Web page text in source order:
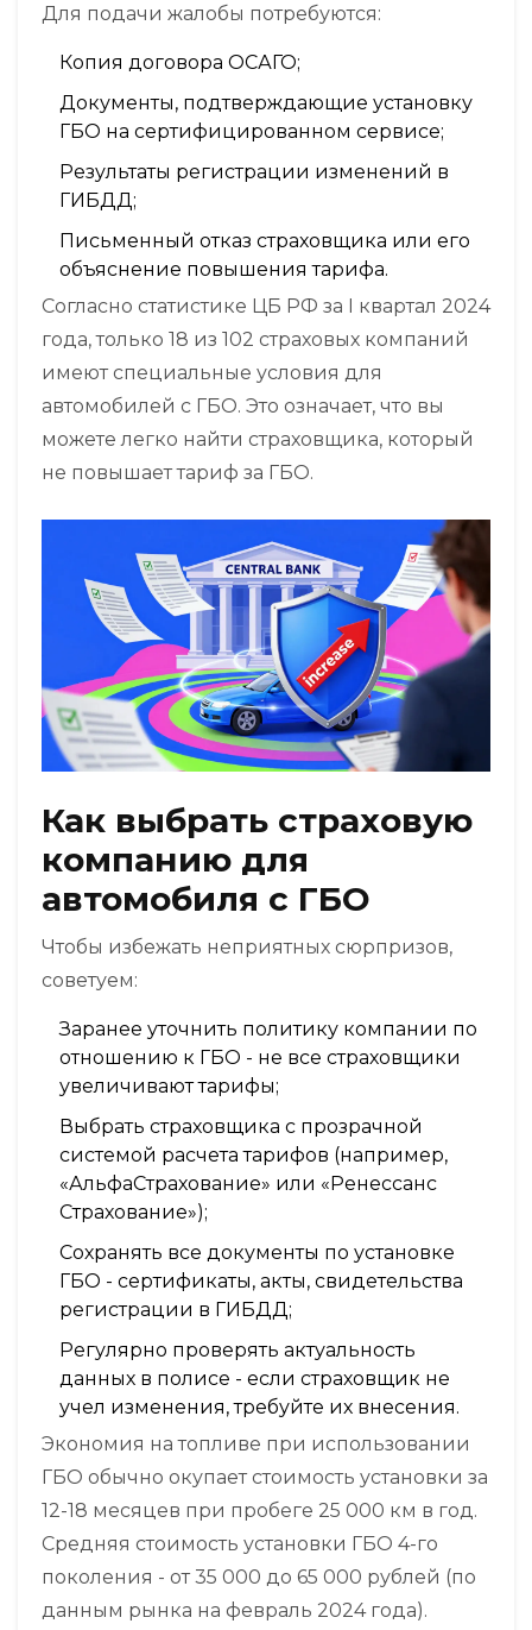
Для подачи жалобы потребуются:
Копия договора ОСАГО;
Документы, подтверждающие установку
ГБО на сертифицированном сервисе;
Результаты регистрации изменений в
ГИБДД;
Письменный отказ страховщика или его
объяснение повышения тарифа.
Согласно статистике ЦБ РФ за I квартал 2024
года, только 18 из 102 страховых компаний
имеют специальные условия для
автомобилей с ГБО. Это означает, что вы
можете легко найти страховщика, который
не повышает тариф за ГБО.
Как выбрать страховую
компанию для
автомобиля с ГБО
Чтобы избежать неприятных сюрпризов,
советуем:
Заранее уточнить политику компании по
отношению к ГБО - не все страховщики
увеличивают тарифы;
Выбрать страховщика с прозрачной
системой расчета тарифов (например,
«АльфаСтрахование» или «Ренессанс
Страхование»);
Сохранять все документы по установке
ГБО - сертификаты, акты, свидетельства
регистрации в ГИБДД;
Регулярно проверять актуальность
данных в полисе - если страховщик не
учел изменения, требуйте их внесения.
Экономия на топливе при использовании
ГБО обычно окупает стоимость установки за
12-18 месяцев при пробеге 25 000 км в год.
Средняя стоимость установки ГБО 4-го
поколения - от 35 000 до 65 000 рублей (по
данным рынка на февраль 2024 года).